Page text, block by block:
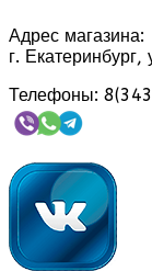
Адрес магазина:
г.
Телефоны: